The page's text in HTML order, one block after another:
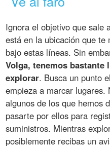
Ignora el objetivo que sale
está en la ubicación que
bajo estas líneas. Sin
Volga, tenemos
explorar. Busca un punto
empieza a marcar lugares.
algunos de los que hemos
pasarte por ellos para
suministros. Mientras
posiblemente recibas un